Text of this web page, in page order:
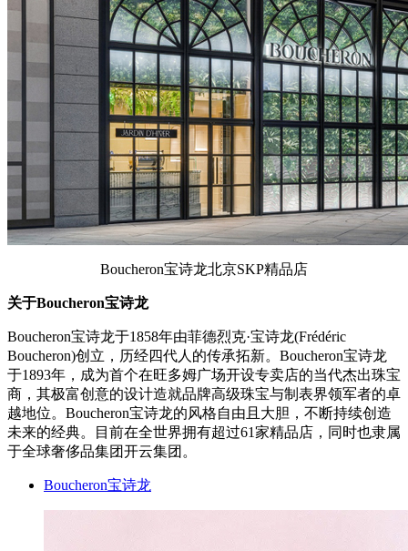
Boucheron宝诗龙北京SKP精品店
关于Boucheron宝诗龙
Boucheron宝诗龙于1858年由菲德烈克·宝诗龙(Frédéric
Boucheron)创立，历经四代人的传承拓新。Boucheron宝诗龙
于1893年，成为首个在旺多姆广场开设专卖店的当代杰出珠宝
商，其极富创意的设计造就品牌高级珠宝与制表界领军者的卓
越地位。Boucheron宝诗龙的风格自由且大胆，不断持续创造
未来的经典。目前在全世界拥有超过61家精品店，同时也隶属
于全球奢侈品集团开云集团。
Boucheron宝诗龙